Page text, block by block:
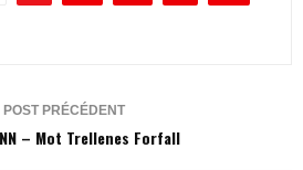
POST PRÉCÉDENT
– Mot Trellenes Forfall